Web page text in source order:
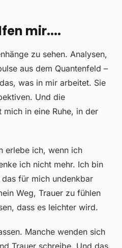
mir....
zu sehen. Analysen,
aus dem Quantenfeld –
was in mir arbeitet. Sie
Und die
in eine Ruhe, in der
erlebe ich, wenn ich
ich nicht mehr. Ich bin
für mich undenkbar
Weg, Trauer zu fühlen
dass es leichter wird.
Manche wenden sich